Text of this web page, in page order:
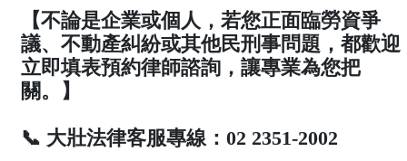
【不論是企業或個人，若您正面臨勞資爭
議、不動產糾紛或其他民刑事問題，都歡迎
立即填表預約律師諮詢，讓專業為您把
關。】
📞 大壯法律客服專線：02 2351-2002